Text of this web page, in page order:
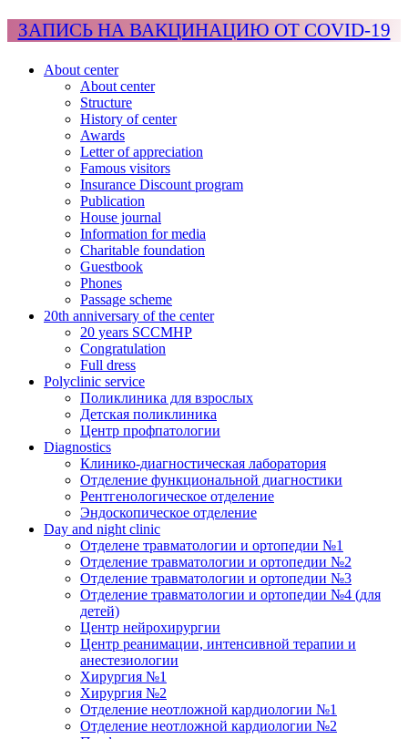
ЗАПИСЬ НА ВАКЦИНАЦИЮ ОТ COVID-19
About center
About center
Structure
History of center
Awards
Letter of appreciation
Famous visitors
Insurance Discount program
Publication
House journal
Information for media
Charitable foundation
Guestbook
Phones
Passage scheme
20th anniversary of the center
20 years SCCMHP
Congratulation
Full dress
Polyclinic service
Поликлиника для взрослых
Детская поликлиника
Центр профпатологии
Diagnostics
Клинико-диагностическая лаборатория
Отделение функциональной диагностики
Рентгенологическое отделение
Эндоскопическое отделение
Day and night clinic
Отделене травматологии и ортопедии №1
Отделение травматологии и ортопедии №2
Отделение травматологии и ортопедии №3
Отделение травматологии и ортопедии №4 (для
детей)
Центр нейрохирургии
Центр реанимации, интенсивной терапии и
анестезиологии
Хирургия №1
Хирургия №2
Отделение неотложной кардиологии №1
Отделение неотложной кардиологии №2